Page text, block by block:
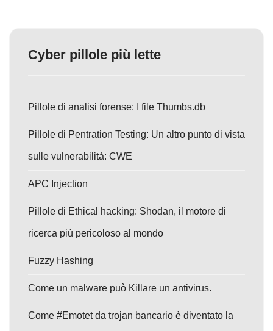
Cyber pillole più lette
Pillole di analisi forense: I file Thumbs.db
Pillole di Pentration Testing: Un altro punto di vista
sulle vulnerabilità: CWE
APC Injection
Pillole di Ethical hacking: Shodan, il motore di
ricerca più pericoloso al mondo
Fuzzy Hashing
Come un malware può Killare un antivirus.
Come #Emotet da trojan bancario è diventato la